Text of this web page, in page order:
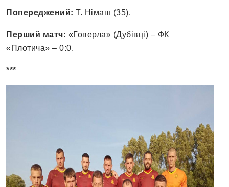
Попереджений: Т. Німаш (35).
Перший матч: «Говерла» (Дубівці) – ФК
«Плотича» – 0:0.
***